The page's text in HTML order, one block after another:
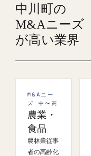
中川町の
M&Aニーズ
が高い業界
M&Aニー
ズ 中〜高
農業・
食品
農林業従事
者の高齢化